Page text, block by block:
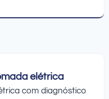
elétrica
com diagnóstico